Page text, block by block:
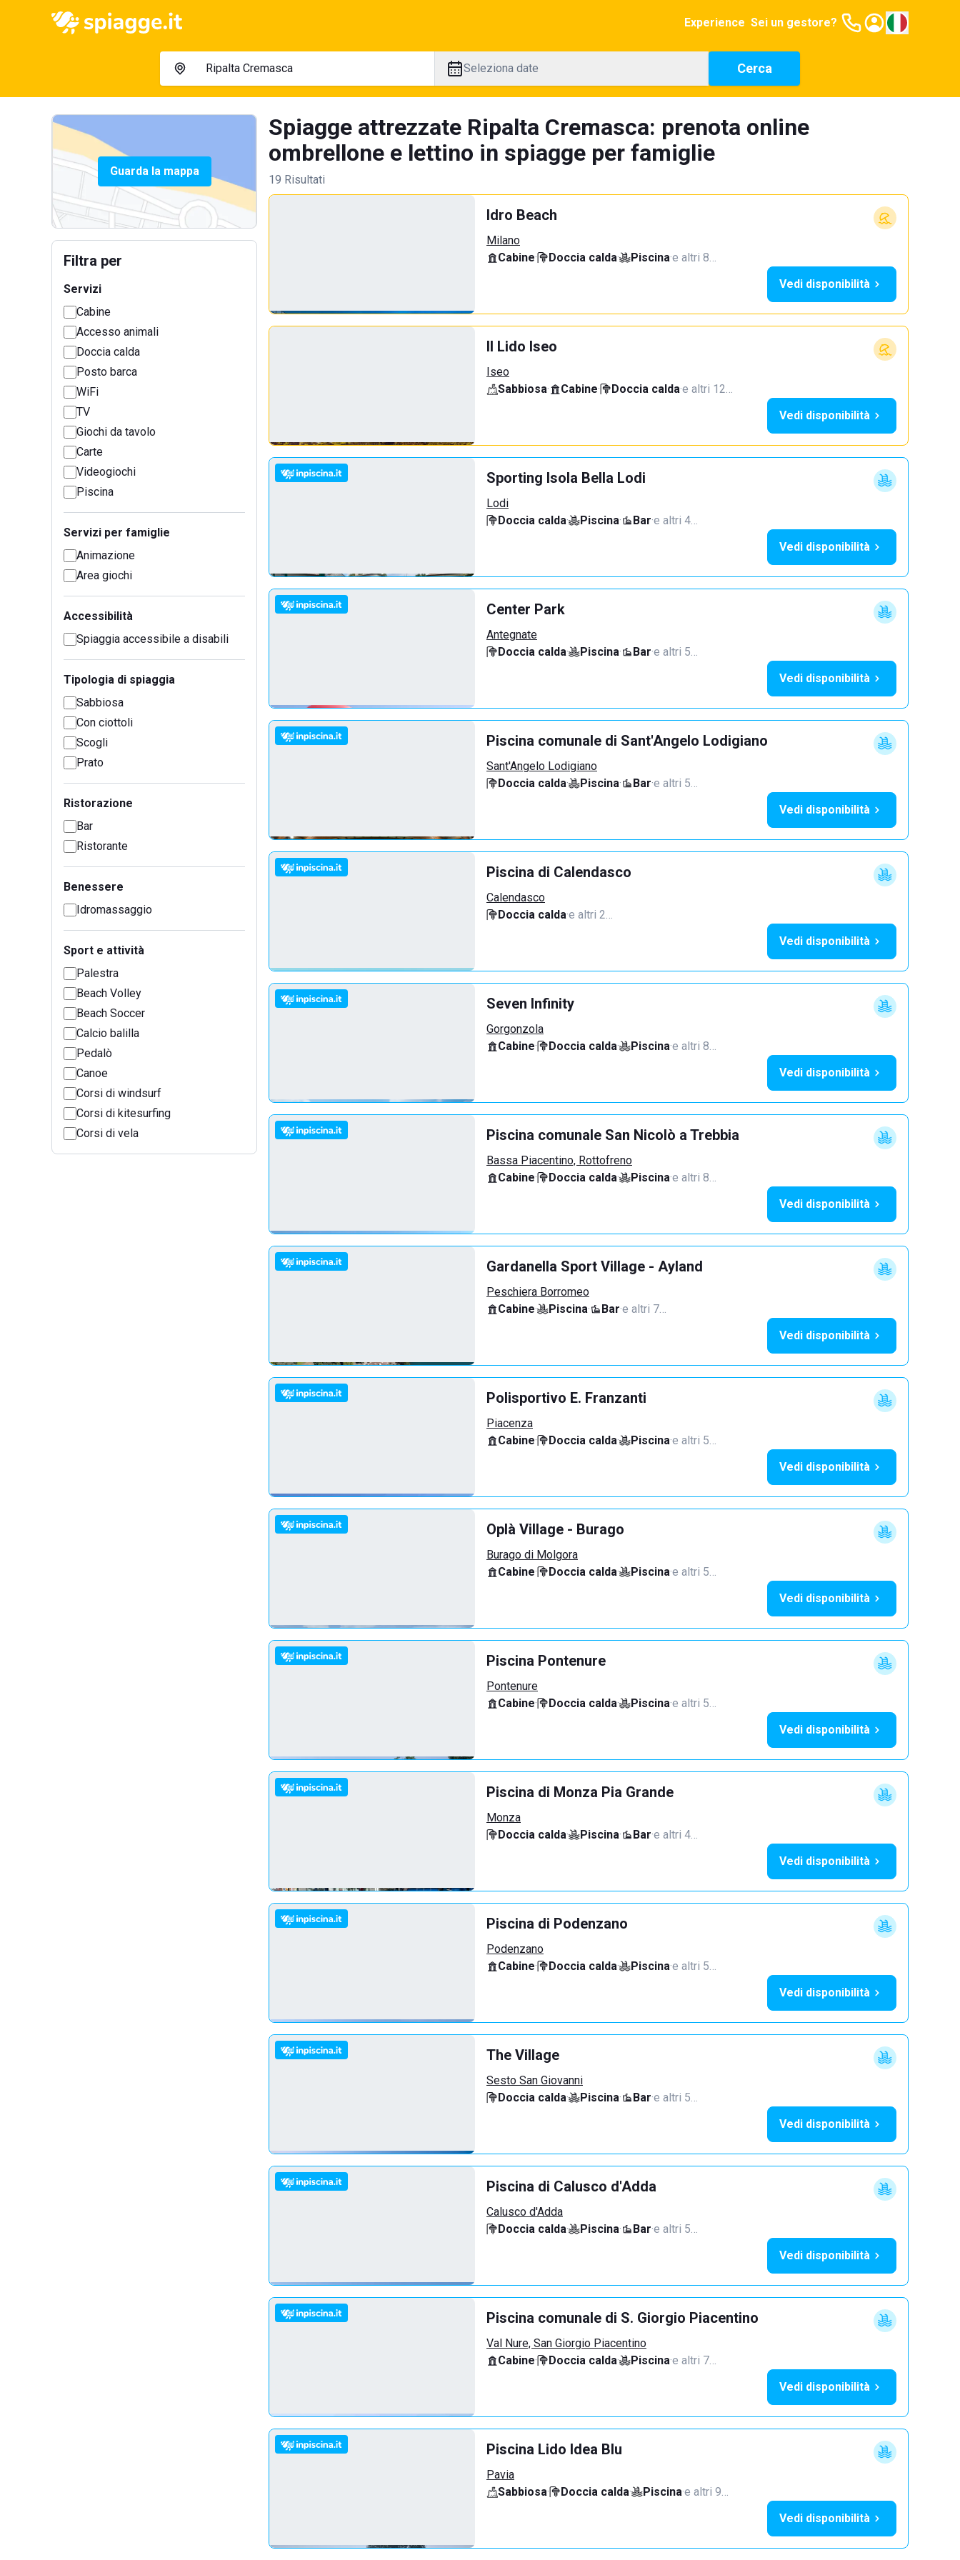
Experience Sei un gestore?
Seleziona date Cerca
Guarda la mappa
Filtra per
Servizi
Cabine
Accesso animali
Doccia calda
Posto barca
WiFi
TV
Giochi da tavolo
Carte
Videogiochi
Piscina
Servizi per famiglie
Animazione
Area giochi
Accessibilità
Spiaggia accessibile a disabili
Tipologia di spiaggia
Sabbiosa
Con ciottoli
Scogli
Prato
Ristorazione
Bar
Ristorante
Benessere
Idromassaggio
Sport e attività
Palestra
Beach Volley
Beach Soccer
Calcio balilla
Pedalò
Canoe
Corsi di windsurf
Corsi di kitesurfing
Corsi di vela
Spiagge attrezzate Ripalta Cremasca: prenota online
ombrellone e lettino in spiagge per famiglie
19 Risultati
Idro Beach
Milano
Cabine· Doccia calda· Piscina·e altri 8…
Vedi disponibilità
Il Lido Iseo
Iseo
Sabbiosa· Cabine· Doccia calda·e altri 12…
Vedi disponibilità
Sporting Isola Bella Lodi
Lodi
Doccia calda· Piscina· Bar·e altri 4…
Vedi disponibilità
Center Park
Antegnate
Doccia calda· Piscina· Bar·e altri 5…
Vedi disponibilità
Piscina comunale di Sant'Angelo Lodigiano
Sant'Angelo Lodigiano
Doccia calda· Piscina· Bar·e altri 5…
Vedi disponibilità
Piscina di Calendasco
Calendasco
Doccia calda·e altri 2…
Vedi disponibilità
Seven Infinity
Gorgonzola
Cabine· Doccia calda· Piscina·e altri 8…
Vedi disponibilità
Piscina comunale San Nicolò a Trebbia
Bassa Piacentino, Rottofreno
Cabine· Doccia calda· Piscina·e altri 8…
Vedi disponibilità
Gardanella Sport Village - Ayland
Peschiera Borromeo
Cabine· Piscina· Bar·e altri 7…
Vedi disponibilità
Polisportivo E. Franzanti
Piacenza
Cabine· Doccia calda· Piscina·e altri 5…
Vedi disponibilità
Oplà Village - Burago
Burago di Molgora
Cabine· Doccia calda· Piscina·e altri 5…
Vedi disponibilità
Piscina Pontenure
Pontenure
Cabine· Doccia calda· Piscina·e altri 5…
Vedi disponibilità
Piscina di Monza Pia Grande
Monza
Doccia calda· Piscina· Bar·e altri 4…
Vedi disponibilità
Piscina di Podenzano
Podenzano
Cabine· Doccia calda· Piscina·e altri 5…
Vedi disponibilità
The Village
Sesto San Giovanni
Doccia calda· Piscina· Bar·e altri 5…
Vedi disponibilità
Piscina di Calusco d'Adda
Calusco d'Adda
Doccia calda· Piscina· Bar·e altri 5…
Vedi disponibilità
Piscina comunale di S. Giorgio Piacentino
Val Nure, San Giorgio Piacentino
Cabine· Doccia calda· Piscina·e altri 7…
Vedi disponibilità
Piscina Lido Idea Blu
Pavia
Sabbiosa· Doccia calda· Piscina·e altri 9…
Vedi disponibilità